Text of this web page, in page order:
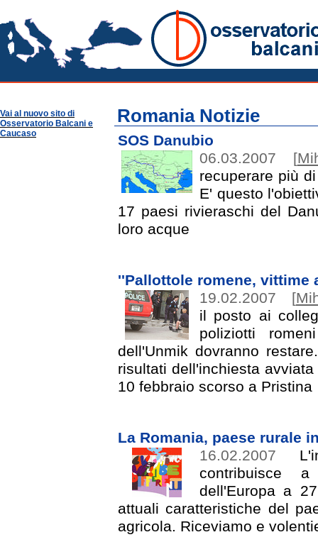
Vai al nuovo sito di
Osservatorio Balcani e
Caucaso
Romania Notizie
SOS Danubio
06.03.2007
[
recuperare più
E' questo
17 paesi rivieraschi del
loro acque
''Pallottole romene, vittime
19.02.2007
[
il posto ai
poliziotti
dell'Unmik dovranno
risultati dell'inchiesta
10 febbraio scorso a Pristina
La Romania, paese rurale
16.02.2007
contribuisce
dell'Europa a
attuali caratteristiche del
agricola. Riceviamo e